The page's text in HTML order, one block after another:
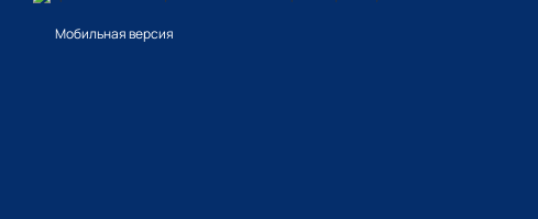
Основные показания к
Мобильная версия